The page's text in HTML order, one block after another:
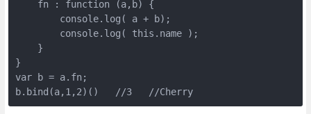
    fn : function (a,b) {
        console.log( a + b);
        console.log( this.name );
    }
}
var b = a.fn;
b.bind(a,1,2)()   //3   //Cherry